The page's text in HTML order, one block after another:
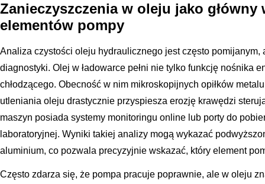
Zanieczyszczenia w oleju jako
elementów pompy
Analiza czystości oleju hydraulicznego jest często pomijanym,
diagnostyki. Olej w ładowarce pełni nie tylko funkcję nośnika
chłodzącego. Obecność w nim mikroskopijnych opiłków
utleniania oleju drastycznie przyspiesza erozję krawędzi
maszyn posiada systemy monitoringu online lub porty do
laboratoryjnej. Wyniki takiej analizy mogą wykazać
aluminium, co pozwala precyzyjnie wskazać, który element
Często zdarza się, że pompa pracuje poprawnie, ale w oleju